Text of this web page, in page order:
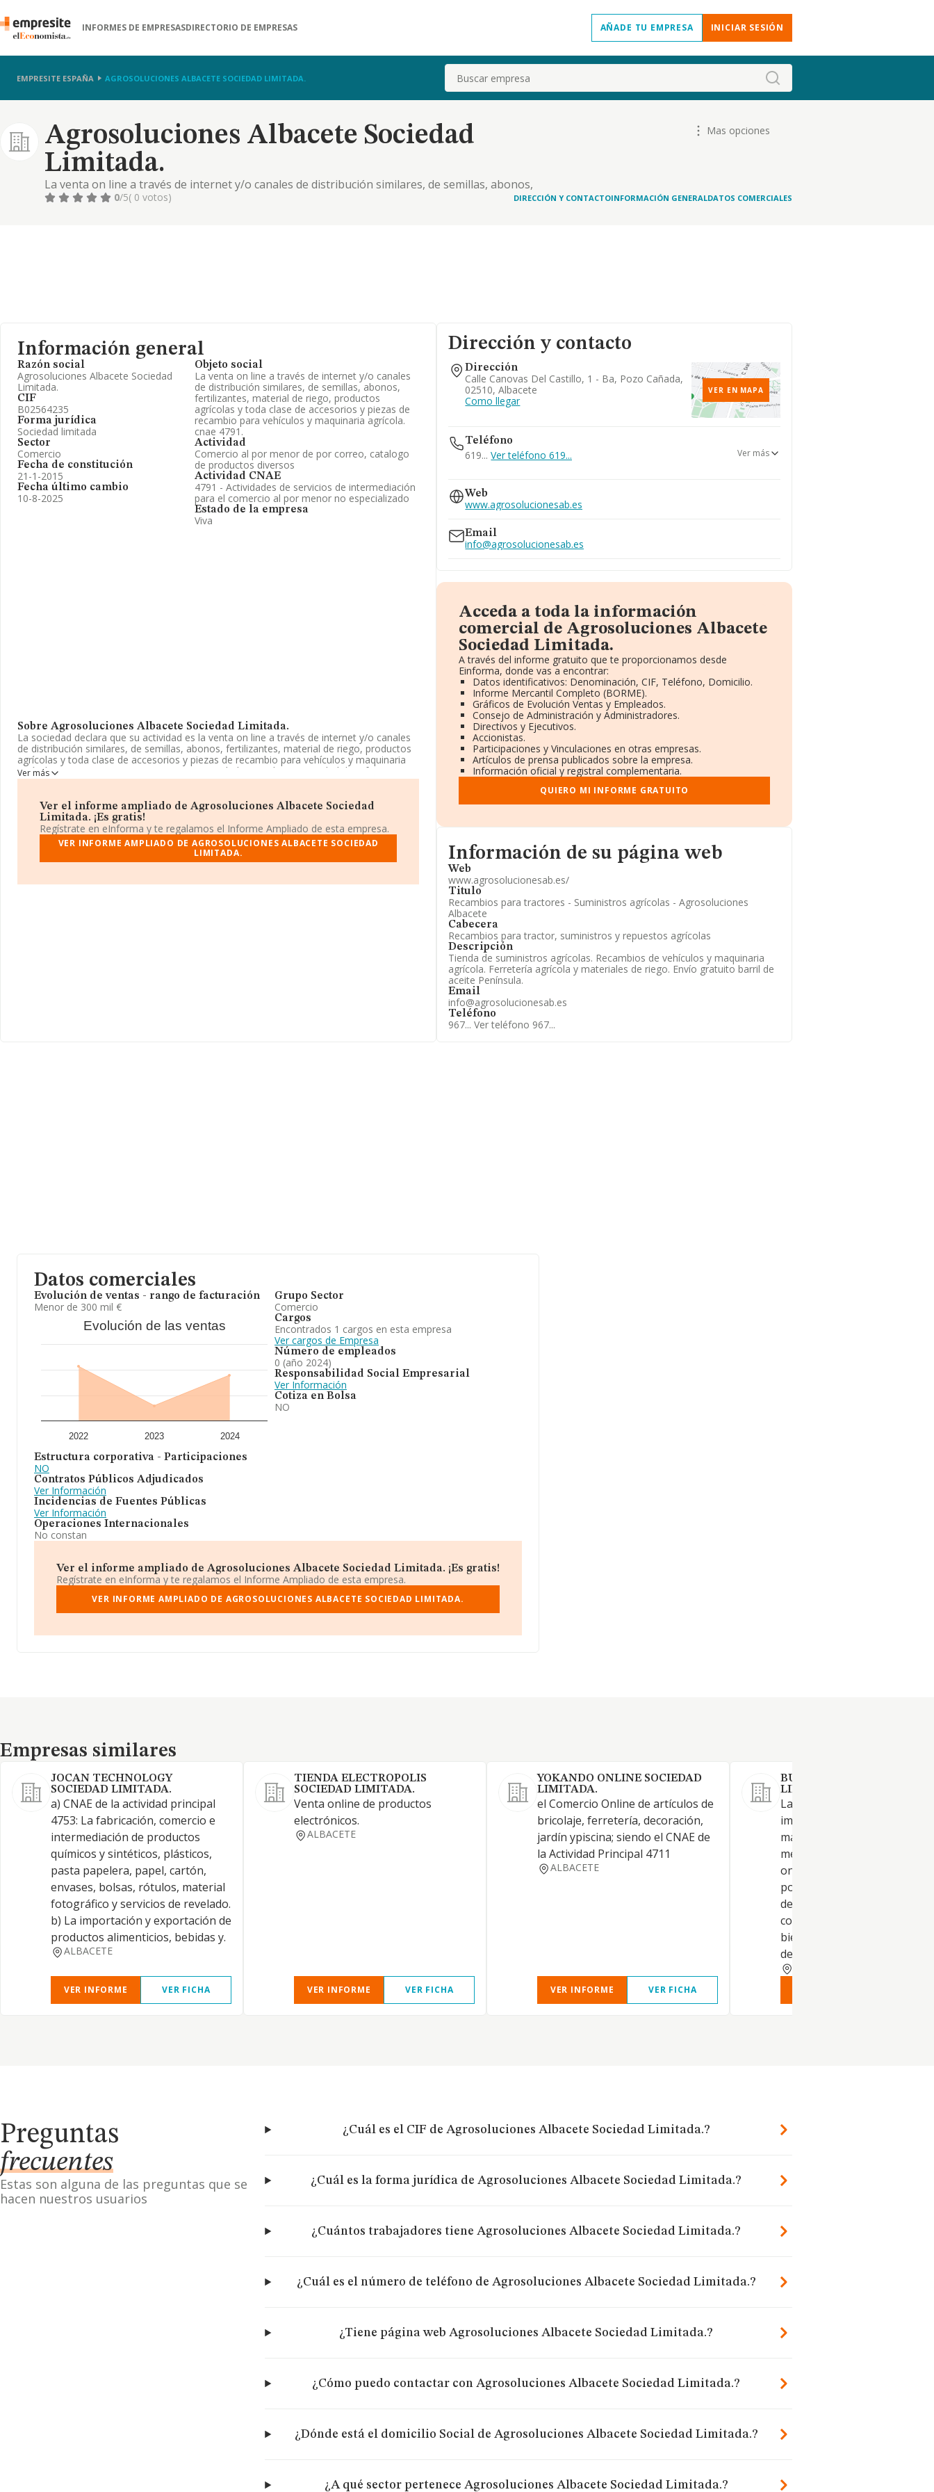
INFORMES DE EMPRESASDIRECTORIO DE EMPRESAS AÑADE TU EMPRESA INICIAR SESIÓN
EMPRESITE ESPAÑA AGROSOLUCIONES ALBACETE SOCIEDAD LIMITADA. Buscar
Agrosoluciones Albacete Sociedad
Limitada.
La venta on line a través de internet y/o canales de distribución similares, de semillas, abonos,
fertilizantes, material de riego, productos agrícolas y toda clase de accesorios y piezas de recambio
Mas opciones
0/5( 0 votos) DIRECCIÓN Y CONTACTOINFORMACIÓN GENERALDATOS COMERCIALES
Información general
Razón social
Agrosoluciones Albacete Sociedad
Limitada.
CIF
B02564235
Forma jurídica
Sociedad limitada
Sector
Comercio
Fecha de constitución
21-1-2015
Fecha último cambio
10-8-2025
Objeto social
La venta on line a través de internet y/o canales
de distribución similares, de semillas, abonos,
fertilizantes, material de riego, productos
agrícolas y toda clase de accesorios y piezas de
recambio para vehículos y maquinaria agrícola.
cnae 4791.
Actividad
Comercio al por menor de por correo, catalogo
de productos diversos
Actividad CNAE
4791 - Actividades de servicios de intermediación
para el comercio al por menor no especializado
Estado de la empresa
Viva
Sobre Agrosoluciones Albacete Sociedad Limitada.
La sociedad declara que su actividad es la venta on line a través de internet y/o canales
de distribución similares, de semillas, abonos, fertilizantes, material de riego, productos
agrícolas y toda clase de accesorios y piezas de recambio para vehículos y maquinaria
agrícola. cnae 4791. La empresa es una Sociedad Limitada. La actividad de referencia
CNAE corresponde a 'Comercio al por menor por correspondencia o internet', cuyo
Su correo esinfo@agrosolucionesab.es
. Para saber más puedes acceder a su página
web en este enlacewww.agrosolucionesab.es
La empresa españolaAgrosoluciones Albacete Sociedad Limitada, NIF B02564235,
se encuentra en Calle Canovas Del Castillo núm. 1 Ba, (02510), en el municipio de Pozo
Ver más
Ver el informe ampliado de Agrosoluciones Albacete Sociedad
Limitada. ¡Es gratis!
Regístrate en eInforma y te regalamos el Informe Ampliado de esta empresa.
VER INFORME AMPLIADO DE AGROSOLUCIONES ALBACETE SOCIEDAD
LIMITADA.
Dirección y contacto
Dirección
Calle Canovas Del Castillo, 1 - Ba, Pozo Cañada,
02510, Albacete
Como llegar
VER EN MAPA
Teléfono
619...Ver teléfono 619...
967046701
Ver más
Web
www.agrosolucionesab.es
Email
info@agrosolucionesab.es
Acceda a toda la información
comercial de Agrosoluciones Albacete
Sociedad Limitada.
A través del informe gratuito que te proporcionamos desde
Einforma, donde vas a encontrar:
Datos identificativos: Denominación, CIF, Teléfono, Domicilio.
Informe Mercantil Completo (BORME).
Gráficos de Evolución Ventas y Empleados.
Consejo de Administración y Administradores.
Directivos y Ejecutivos.
Accionistas.
Participaciones y Vinculaciones en otras empresas.
Artículos de prensa publicados sobre la empresa.
Información oficial y registral complementaria.
QUIERO MI INFORME GRATUITO
Informacion de su página web
Información de su página web
Web
www.agrosolucionesab.es/
Titulo
Recambios para tractores - Suministros agrícolas - Agrosoluciones
Albacete
Cabecera
Recambios para tractor, suministros y repuestos agrícolas
Descripción
Tienda de suministros agrícolas. Recambios de vehículos y maquinaria
agrícola. Ferretería agrícola y materiales de riego. Envío gratuito barril de
aceite Península.
Email
info@agrosolucionesab.es
Teléfono
967...Ver teléfono 967...
Datos comerciales
Evolución de ventas - rango de facturación
Menor de 300 mil €
Evolución de las ventas
2022 2023 2024
Estructura corporativa - Participaciones
NO
Contratos Públicos Adjudicados
Ver Información
Incidencias de Fuentes Públicas
Ver Información
Operaciones Internacionales
No constan
Grupo Sector
Comercio
Cargos
Encontrados 1 cargos en esta empresa
Ver cargos de Empresa
Número de empleados
0 (año 2024)
Responsabilidad Social Empresarial
Ver Información
Cotiza en Bolsa
NO
Ver el informe ampliado de Agrosoluciones Albacete Sociedad Limitada. ¡Es gratis!
Regístrate en eInforma y te regalamos el Informe Ampliado de esta empresa.
VER INFORME AMPLIADO DE AGROSOLUCIONES ALBACETE SOCIEDAD LIMITADA.
Empresas similares
Empresas similares
JOCAN TECHNOLOGY
SOCIEDAD LIMITADA.
a) CNAE de la actividad principal
4753: La fabricación, comercio e
intermediación de productos
químicos y sintéticos, plásticos,
pasta papelera, papel, cartón,
envases, bolsas, rótulos, material
fotográfico y servicios de revelado.
b) La importación y exportación de
productos alimenticios, bebidas y.
ALBACETE
VER INFORME VER FICHA
TIENDA ELECTROPOLIS
SOCIEDAD LIMITADA.
Venta online de productos
electrónicos.
ALBACETE
VER INFORME VER FICHA
YOKANDO ONLINE SOCIEDAD
LIMITADA.
el Comercio Online de artículos de
bricolaje, ferretería, decoración,
jardín ypiscina; siendo el CNAE de
la Actividad Principal 4711
ALBACETE
VER INFORME VER FICHA
BUSORI GLOBAL SOCIEDAD
LIMITADA.
La comercialización,
importación y exportación,
mayor y al por menor, a
medios electrónicos
online o ecommerce), así
por otros canales de
de toda clase de productos de
consumo e industriales,
bienes muebles, artículos
deregalo, r
Preguntas
frecuentes
Estas son alguna de las preguntas que se
hacen nuestros usuarios
¿Cuál es el CIF de Agrosoluciones Albacete Sociedad Limitada.?
¿Cuál es la forma jurídica de Agrosoluciones Albacete Sociedad Limitada.?
¿Cuántos trabajadores tiene Agrosoluciones Albacete Sociedad Limitada.?
¿Cuál es el número de teléfono de Agrosoluciones Albacete Sociedad Limitada.?
¿Tiene página web Agrosoluciones Albacete Sociedad Limitada.?
¿Cómo puedo contactar con Agrosoluciones Albacete Sociedad Limitada.?
¿Dónde está el domicilio Social de Agrosoluciones Albacete Sociedad Limitada.?
¿A qué sector pertenece Agrosoluciones Albacete Sociedad Limitada.?